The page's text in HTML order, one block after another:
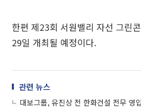
한편 제23회 서원밸리 자선 그린
29일 개최될 예정이다.
관련 뉴스